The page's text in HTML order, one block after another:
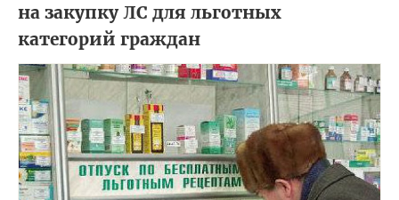
на закупку ЛС для льготных
категорий граждан